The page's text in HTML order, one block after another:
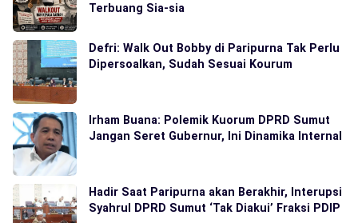
Terbuang Sia-sia
Defri: Walk Out Bobby di Paripurna Tak Perlu
Dipersoalkan, Sudah Sesuai Kourum
Irham Buana: Polemik Kuorum DPRD Sumut
Jangan Seret Gubernur, Ini Dinamika Internal
Hadir Saat Paripurna akan Berakhir, Interupsi
Syahrul DPRD Sumut ‘Tak Diakui’ Fraksi PDIP